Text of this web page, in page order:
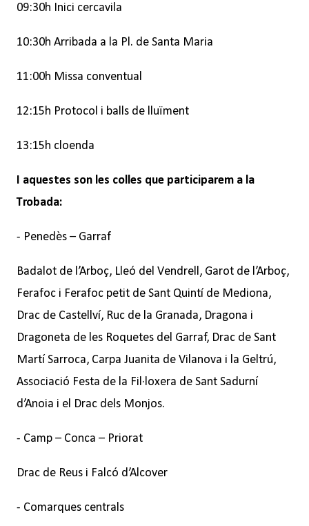
09:30h Inici cercavila
10:30h Arribada a la Pl. de Santa Maria
11:00h Missa conventual
12:15h Protocol i balls de lluïment
13:15h cloenda
I aquestes son les colles que participarem a la
Trobada:
- Penedès – Garraf
Badalot de l’Arboç, Lleó del Vendrell, Garot de l’Arboç,
Ferafoc i Ferafoc petit de Sant Quintí de Mediona,
Drac de Castellví, Ruc de la Granada, Dragona i
Dragoneta de les Roquetes del Garraf, Drac de Sant
Martí Sarroca, Carpa Juanita de Vilanova i la Geltrú,
Associació Festa de la Fil·loxera de Sant Sadurní
d’Anoia i el Drac dels Monjos.
- Camp – Conca – Priorat
Drac de Reus i Falcó d’Alcover
- Comarques centrals